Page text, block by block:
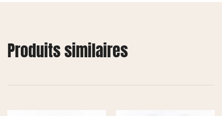
Produits similaires